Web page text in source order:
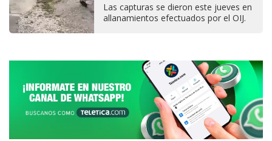
Las capturas se dieron este jueves en
allanamientos efectuados por el OIJ.